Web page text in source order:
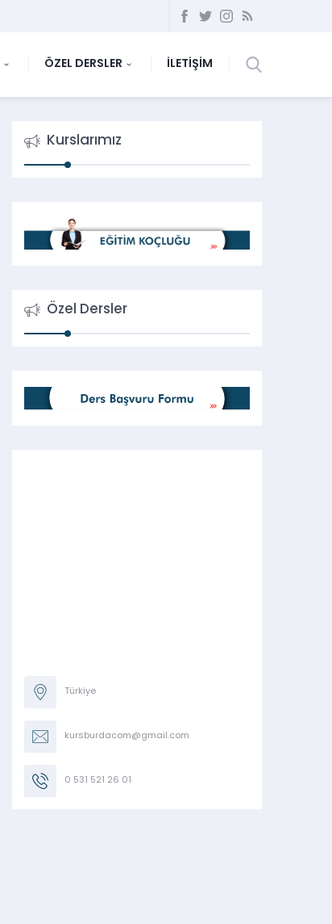
ÖZEL DERSLER İLETİŞİM
Kurslarımız
Özel Dersler
Türkiye
kursburdacom@gmail.com
0 531 521 26 01